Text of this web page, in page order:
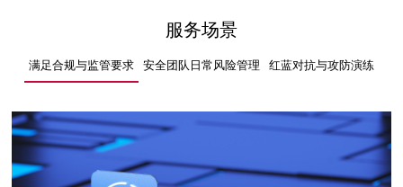
服务场景
满足合规与监管要求 安全团队日常风险管理 红蓝对抗与攻防演练